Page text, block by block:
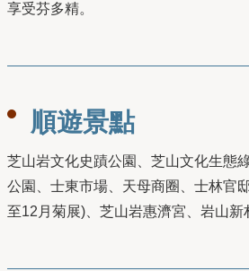
享受芬多精。
順遊景點
芝山岩文化史蹟公園、芝山文化生態
公園、士東市場、天母商圈、士林官
至12月菊展)、芝山岩惠濟宮、岩山新